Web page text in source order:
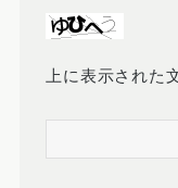
上に表示された